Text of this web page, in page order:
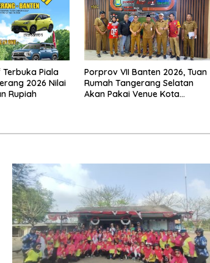
Piala
2026 Nilai
Rupiah
Porprov VII Banten 2026, Tuan
Rumah Tangerang Selatan
Akan Pakai Venue Kota